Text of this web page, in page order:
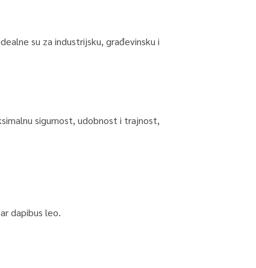
su za industrijsku, građevinsku i
sigurnost, udobnost i trajnost,
dapibus leo.